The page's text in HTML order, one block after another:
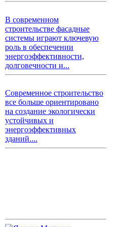
В современном
строительстве фасадные
системы играют ключевую
роль в обеспечении
энергоэффективности,
долговечности и...
Современное строительство
все больше ориентировано
на создание экологически
устойчивых и
энергоэффективных
зданий....